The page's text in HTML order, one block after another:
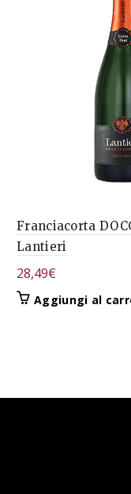
Franciacorta
Lantieri
28,49€
Aggiungi al